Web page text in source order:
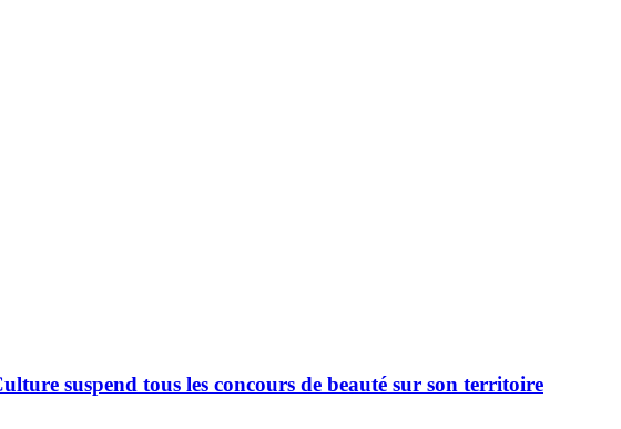
suspend tous les concours de beauté sur son territoire